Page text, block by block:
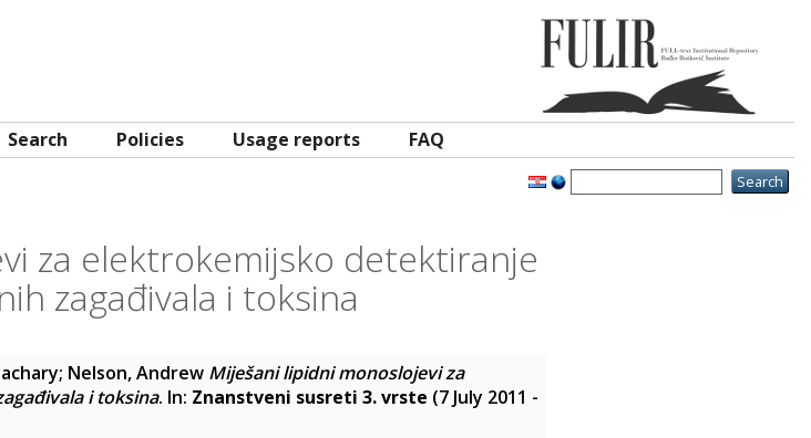
Search Policies Usage reports FAQ
za elektrokemijsko detektiranje
zagađivala i toksina
; Nelson, Andrew Miješani lipidni monoslojevi za
i toksina. In: Znanstveni susreti 3. vrste (7 July 2011 -